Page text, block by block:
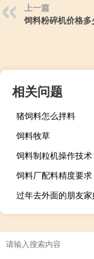
上一篇
饲料粉碎机价格多
相关问题
猪饲料怎么拌料
饲料牧草
饲料制粒机操作技术
饲料厂配料精度要求
过年去外面的朋友